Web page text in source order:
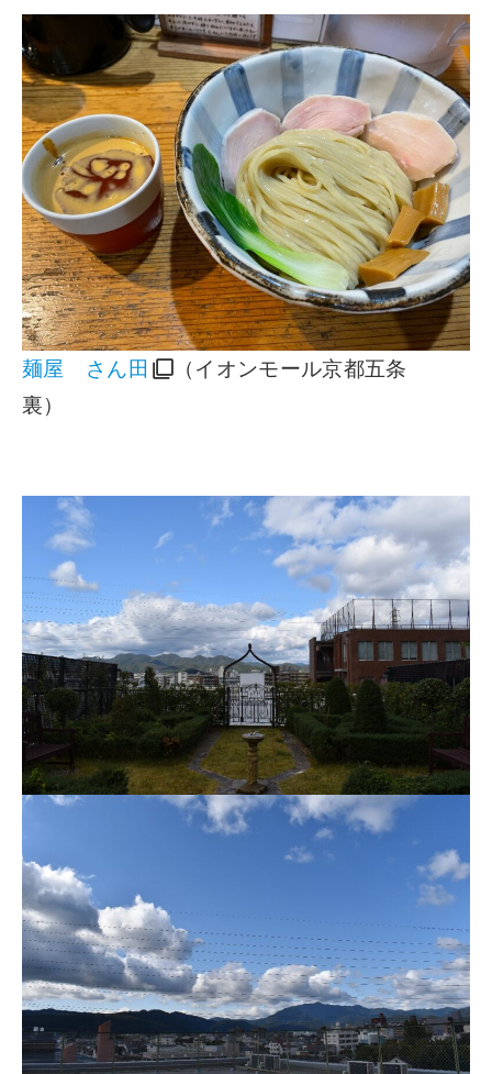
麺屋 さん田
（イオンモール京都五条
裏）